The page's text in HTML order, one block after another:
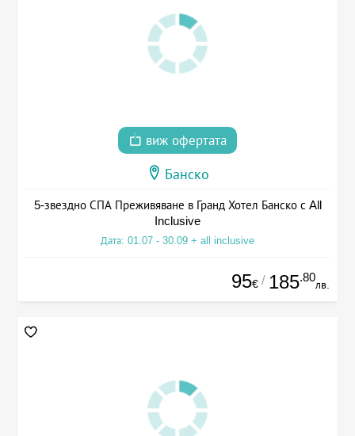
виж офертата
Банско
5-звездно СПА Преживяване в Гранд Хотел Банско с All
Inclusive
Дата: 01.07 - 30.09 + all inclusive
95€ / 185.80
лв.